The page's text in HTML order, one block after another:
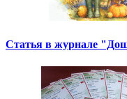
Статья в журнале